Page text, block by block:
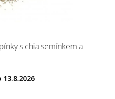
13.8.2026
s chia semínkem a